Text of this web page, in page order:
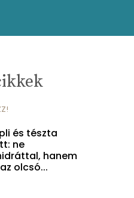
és tészta
ne
hanem
olcsó...